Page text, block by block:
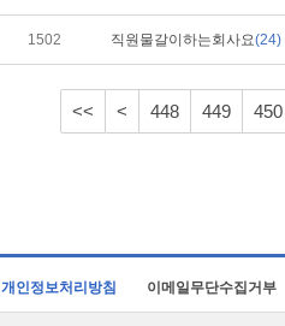
1502 직원물갈이하는회사요(24)
<< < 448 449 450
개인정보처리방침 이메일무단수집거부